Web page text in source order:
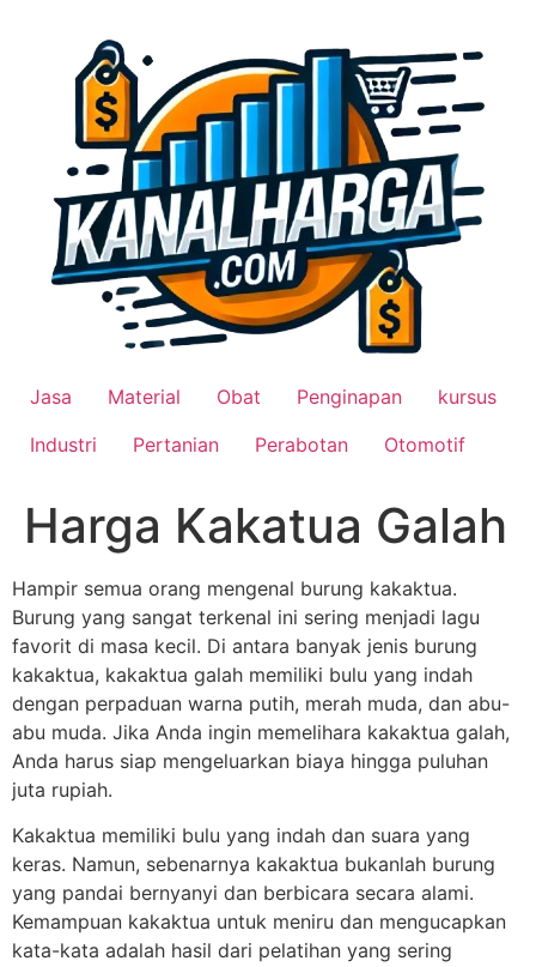
Jasa Material Obat Penginapan
kursus
Industri
Pertanian Perabotan Otomotif
Harga Kakatua Galah
Hampir semua orang mengenal burung kakaktua.
Burung yang sangat terkenal ini sering menjadi lagu
favorit di masa kecil. Di antara banyak jenis burung
kakaktua, kakaktua galah memiliki bulu yang indah
dengan perpaduan warna putih, merah muda, dan abu-
abu muda. Jika Anda ingin memelihara kakaktua galah,
Anda harus siap mengeluarkan biaya hingga puluhan
juta rupiah.
Kakaktua memiliki bulu yang indah dan suara yang
keras. Namun, sebenarnya kakaktua bukanlah burung
yang pandai bernyanyi dan berbicara secara alami.
Kemampuan kakaktua untuk meniru dan mengucapkan
kata-kata adalah hasil dari pelatihan yang sering